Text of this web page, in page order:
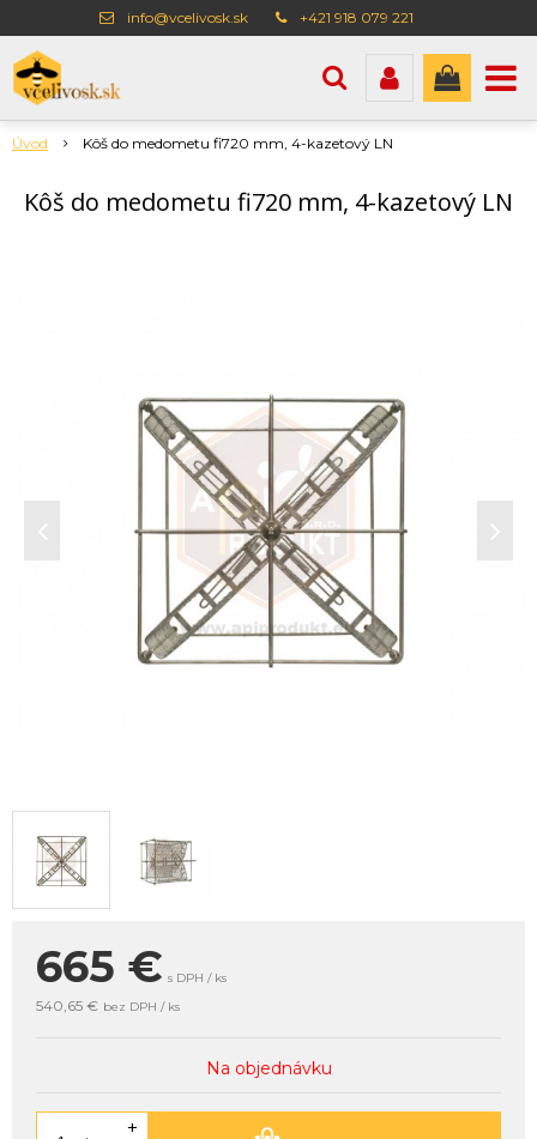
info@vcelivosk.sk +421 918 079 221
Úvod Kôš do medometu fi720 mm, 4-kazetový LN
Kôš do medometu fi720 mm, 4-kazetový LN
665 € s DPH / ks
540,65 € bez DPH / ks
Na objednávku
+